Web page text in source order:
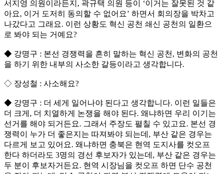
서지영 의원이라든지, 곽규택 의원 등이 ‘이거는 잘못된 것 같
아요, 이거 도저히 동의할 수 없어요’ 하면서 회의장을 박차고
나갔다고 그래요. 이런 상황도 혁신 공천 쇄신 공천의 일환으
로 봐야 되는 거예요?
◆ 강명구 : 본선 경쟁력을 흔히 말하는 혁신 공천, 변화의 공천
을 하기 위한 내부의 사소한 갈등이라고 생각합니다.
◇ 장성철 : 사소해요?
◆ 강명구 : 더 세게 일어나야 된다고 생각합니다. 이런 일들은
더 크게, 더 치열하게 논쟁을 해야 된다. 왜냐하면 우리 이기는
선거를 해야 되거든요. 그래서 주장도 펼칠 수 있고요. 본선 경
쟁력이 누가 더 좋은지는 따져봐야 되는데, 부산 같은 경우는
다르게 보고 있어요. 왜냐하면 충북은 현역 도지사를 컷오프
한다 하더라도 3명의 경선 후보자가 있는데, 부산 같은 경우는
두 분이 후보자거든요. 현역 시장님을 컷오프 하면 단수 공천